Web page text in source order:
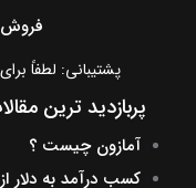
پشتیبانی: لطفاً
پربازدید ترین
آمازون چیست ؟
کسب درآمد به دلار